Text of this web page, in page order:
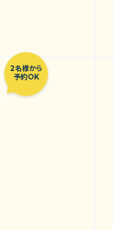
2名様から
予約OK